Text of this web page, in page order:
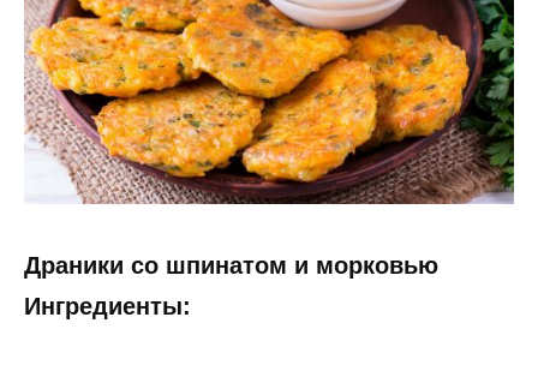
Драники со шпинатом и морковью
Ингредиенты: